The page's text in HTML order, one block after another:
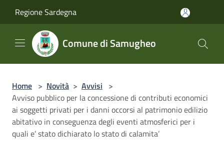
Regione Sardegna
Comune di Samugheo
Home > Novità > Avvisi >
Avviso pubblico per la concessione di contributi economici
ai soggetti privati per i danni occorsi al patrimonio edilizio
abitativo in conseguenza degli eventi atmosferici per i
quali e’ stato dichiarato lo stato di calamita’